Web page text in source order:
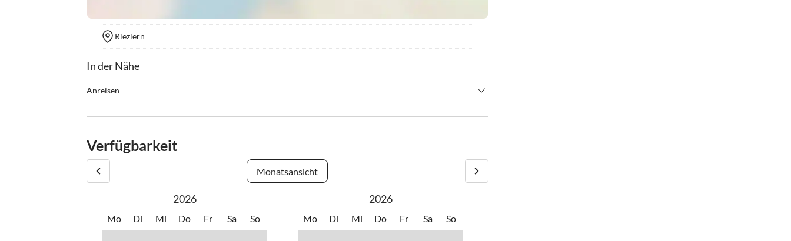
Riezlern
In der Nähe
Anreisen
Sie links vor der Einfahrt zum Casinoplatz in den Bürsteggweg ein. Leicht ansteigend, nehmen Sie die 1.
beschriftet. Im Winter empfehlen wir Ihnen über die Parkbucht beim Postamt zu wenden, dann geradeaus den
Bürsteggweg anzufahren.
Verfügbarkeit
Monatsansicht
2026
Mo Di Mi Do Fr Sa So
2026
Mo Di Mi Do Fr Sa So